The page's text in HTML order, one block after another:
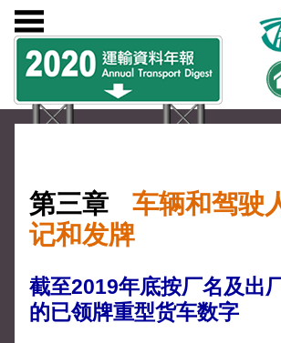
第三章
车辆和驾驶
记和发牌
截至2019年底按厂名及出
的已领牌重型货车数字